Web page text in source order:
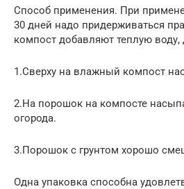
Способ применения. При
30 дней надо придерживаться
компост добавляют теплую воду,
1.Сверху на влажный компост
2.На порошок на компосте
огорода.
3.Порошок с грунтом хорошо
Одна упаковка способна